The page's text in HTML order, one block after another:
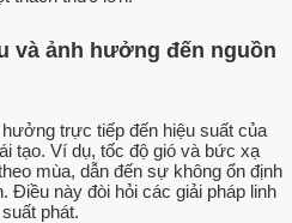
và ảnh hưởng đến nguồn
trực tiếp đến hiệu suất của
tạo. Ví dụ, tốc độ gió và bức xạ
mùa, dẫn đến sự không ổn định
Điều này đòi hỏi các giải pháp linh
phát.